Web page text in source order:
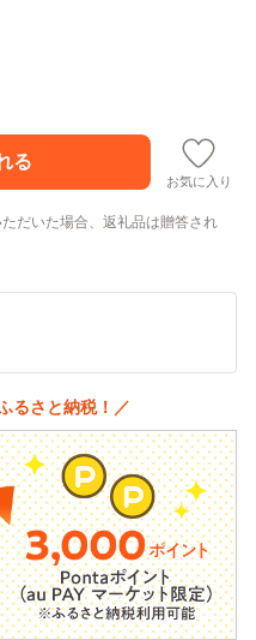
お気に入り
だいた場合、返礼品は贈答され
るさと納税！／